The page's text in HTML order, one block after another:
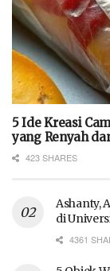
5 Ide Kreasi
yang Renyah
423 SHARES
Ashanty,
di
4361